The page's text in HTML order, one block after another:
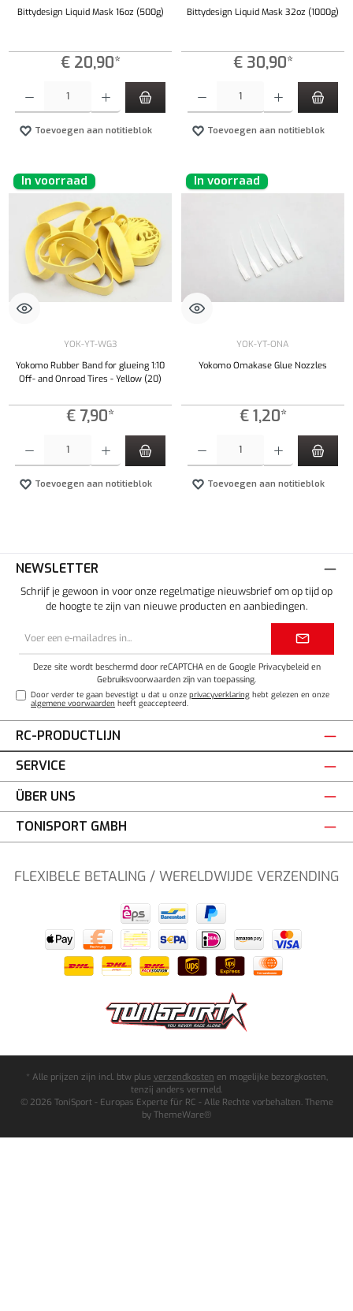
Bittydesign Liquid Mask 16oz (500g)
€ 20,90*
Toevoegen aan notitieblok
Bittydesign Liquid Mask 32oz (1000g)
€ 30,90*
Toevoegen aan notitieblok
In voorraad
YOK-YT-WG3
Yokomo Rubber Band for glueing 1:10
Off- and Onroad Tires - Yellow (20)
€ 7,90*
Toevoegen aan notitieblok
In voorraad
YOK-YT-ONA
Yokomo Omakase Glue Nozzles
€ 1,20*
Toevoegen aan notitieblok
NEWSLETTER
Schrijf je gewoon in voor onze regelmatige nieuwsbrief om op tijd op
de hoogte te zijn van nieuwe producten en aanbiedingen.
Deze site wordt beschermd door reCAPTCHA en de Google Privacybeleiden
Gebruiksvoorwaarden zijn van toepassing.
Door verder te gaan bevestigt u dat u onzeprivacyverklaring hebt gelezen en onze
algemene voorwaarden heeft geaccepteerd.
RC-PRODUCTLIJN
SERVICE
ÜBER UNS
TONISPORT GMBH
FLEXIBELE BETALING / WERELDWIJDE VERZENDING
* Alle prijzen zijn incl. btw plus verzendkosten en mogelijke bezorgkosten,
tenzij anders vermeld.
© 2026 ToniSport - Europas Experte für RC - Alle Rechte vorbehalten. Theme
by ThemeWare®